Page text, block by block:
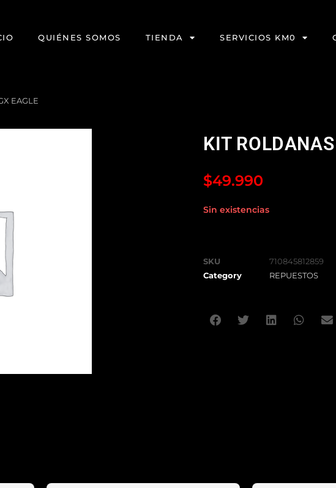
QUIÉNES SOMOS TIENDA SERVICIOS KM0
EAGLE
KIT
$49.990
Sin existencias
SKU
710845812859
Category
REPUESTOS